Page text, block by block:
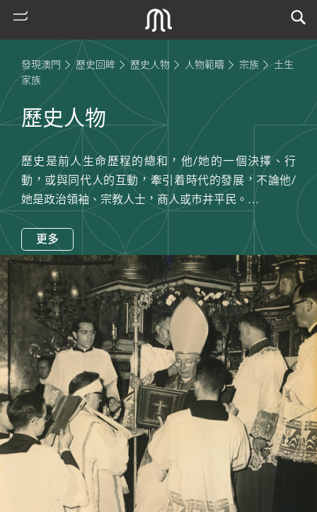
門
搜
索
古
地
圖
媽
閣
寺
廟
發現澳門 歷史回眸 歷史人物 人物範疇 宗族
土生
家族
歷史人物
歷史是前人生命歷程的總和，他/她的一個決擇、行
動，或與同代人的互動，牽引着時代的發展，不論他/
她是政治領袖、宗教人士，商人或巿井平民。
在此回顧他們的故事，順着他們的足跡，感受時代的脈
動。更多